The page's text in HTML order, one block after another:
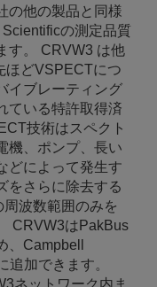
の他の製品と同様
の測定品質
す。 CRVW3 は他
ほどVSPECTにつ
イブレーティング
ている特許取得済
技術はスペクト
機、ポンプ、長い
どによって発生す
をさらに除去する
波数範囲のみを
CRVW3はPakBus
、Campbell
加できます。
ネットワーク内ま